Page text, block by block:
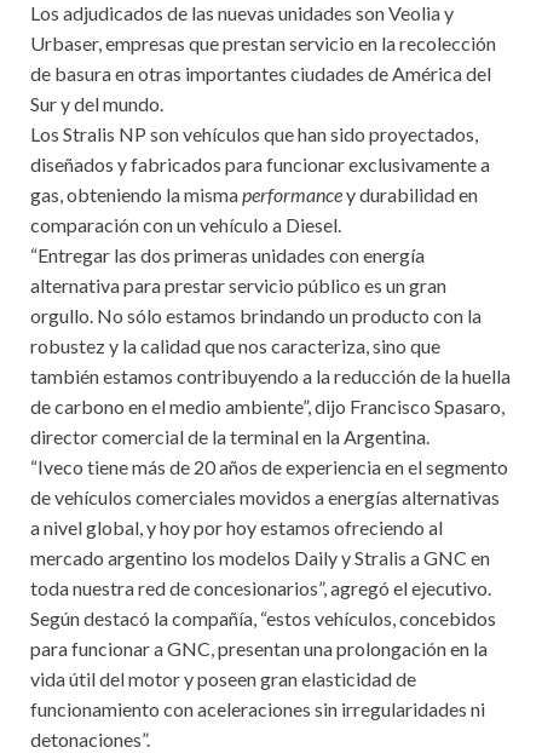
Los adjudicados de las nuevas unidades son Veolia y
Urbaser, empresas que prestan servicio en la recolección
de basura en otras importantes ciudades de América del
Sur y del mundo.
Los Stralis NP son vehículos que han sido proyectados,
diseñados y fabricados para funcionar exclusivamente a
gas, obteniendo la mismaperformancey durabilidad en
comparación con un vehículo a Diesel.
“Entregar las dos primeras unidades con energía
alternativa para prestar servicio público es un gran
orgullo. No sólo estamos brindando un producto con la
robustez y la calidad que nos caracteriza, sino que
también estamos contribuyendo a la reducción de la huella
de carbono en el medio ambiente”, dijo Francisco Spasaro,
director comercial de la terminal en la Argentina.
“Iveco tiene más de 20 años de experiencia en el segmento
de vehículos comerciales movidos a energías alternativas
a nivel global, y hoy por hoy estamos ofreciendo al
mercado argentino los modelos Daily y Stralis a GNC en
toda nuestra red de concesionarios”, agregó el ejecutivo.
Según destacó la compañía, “estos vehículos, concebidos
para funcionar a GNC, presentan una prolongación en la
vida útil del motor y poseen gran elasticidad de
funcionamiento con aceleraciones sin irregularidades ni
detonaciones”.